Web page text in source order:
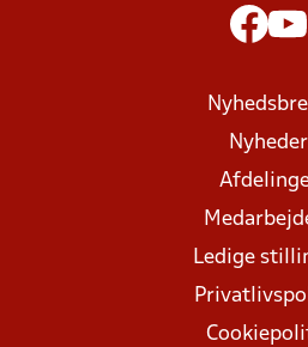
Nyheder
Ledige